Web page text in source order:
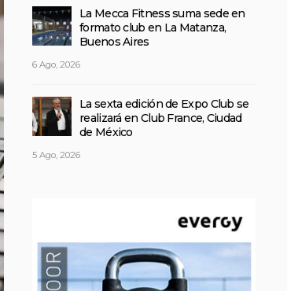
La Mecca Fitness suma sede en
formato club en La Matanza,
Buenos Aires
6 Ago, 2026
La sexta edición de Expo Club se
realizará en Club France, Ciudad
de México
5 Ago, 2026